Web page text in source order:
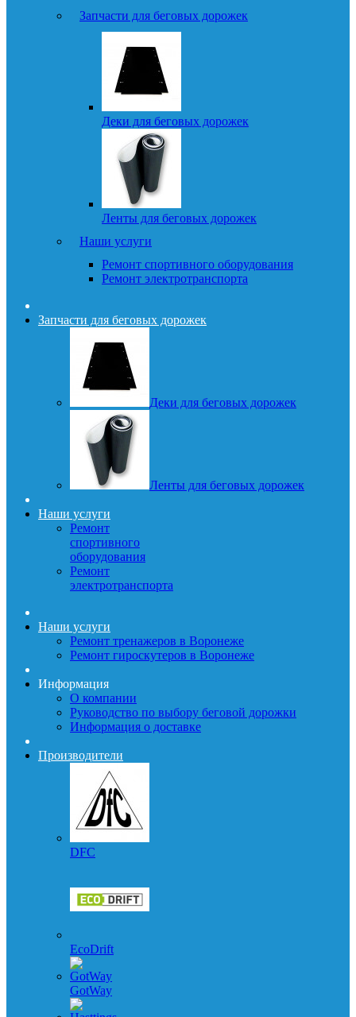
Запчасти для беговых дорожек
Деки для беговых дорожек
Ленты для беговых дорожек
Наши услуги
Ремонт спортивного оборудования
Ремонт электротранспорта
Запчасти для беговых дорожек
Деки для беговых дорожек
Ленты для беговых дорожек
Наши услуги
Ремонт
спортивного
оборудования
Ремонт
электротранспорта
Наши услуги
Ремонт тренажеров в Воронеже
Ремонт гироскутеров в Воронеже
Информация
О компании
Руководство по выбору беговой дорожки
Информация о доставке
Производители
DFC
EcoDrift
GotWay